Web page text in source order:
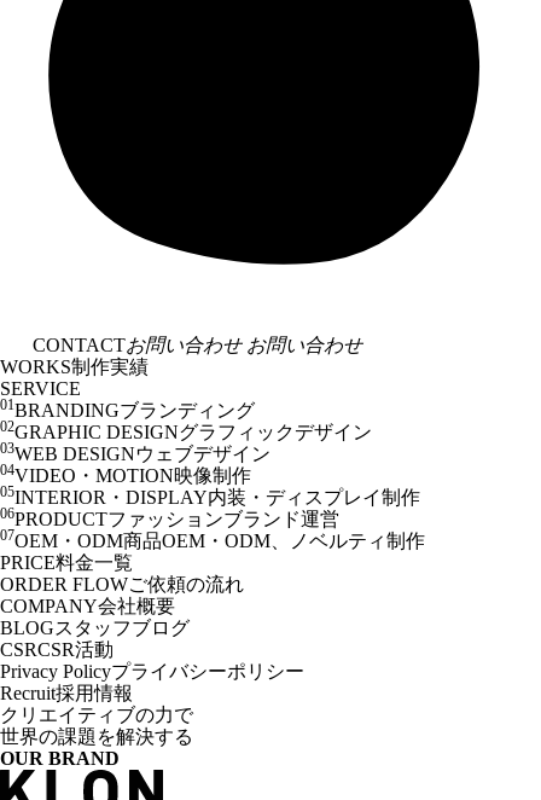
CONTACTお問い合わせ お問い合わせ
WORKS制作実績
SERVICE
01BRANDINGブランディング
02GRAPHIC DESIGNグラフィックデザイン
03WEB DESIGNウェブデザイン
04VIDEO・MOTION映像制作
05INTERIOR・DISPLAY内装・ディスプレイ制作
06PRODUCTファッションブランド運営
07OEM・ODM商品OEM・ODM、ノベルティ制作
PRICE料金一覧
ORDER FLOWご依頼の流れ
COMPANY会社概要
BLOGスタッフブログ
CSRCSR活動
Privacy Policyプライバシーポリシー
Recruit採用情報
クリエイティブの力で
世界の課題を解決する
OUR BRAND